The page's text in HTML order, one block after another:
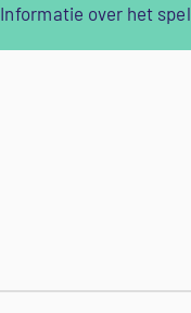
Informatie over het spel